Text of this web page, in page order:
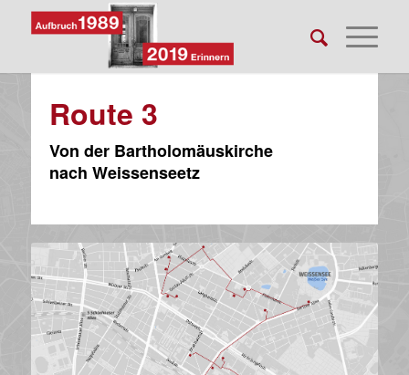
Route 3
Von der Bartholomäuskirche
nach Weissenseetz